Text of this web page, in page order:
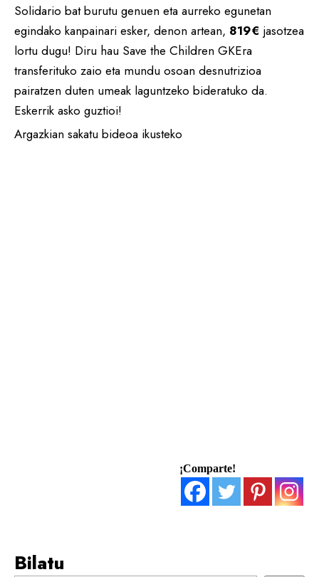
Solidario bat burutu genuen eta aurreko egunetan
egindako kanpainari esker, denon artean, 819€ jasotzea
lortu dugu! Diru hau Save the Children GKEra
transferituko zaio eta mundu osoan desnutrizioa
pairatzen duten umeak laguntzeko bideratuko da.
Eskerrik asko guztioi!
Argazkian sakatu bideoa ikusteko
¡Comparte!
Bilatu